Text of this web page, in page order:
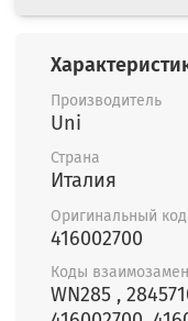
Производитель
Uni
Страна
Италия
Оригинальный код
416002700
Коды взаимозамен
WN285 ,